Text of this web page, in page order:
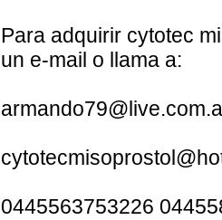
Para adquirir cytotec
un e-mail o llama a:
0445563753226